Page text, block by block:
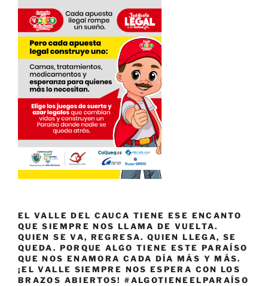
EL VALLE DEL CAUCA TIENE ESE ENCANTO
QUE SIEMPRE NOS LLAMA DE VUELTA.
QUIEN SE VA, REGRESA. QUIEN LLEGA, SE
QUEDA. PORQUE ALGO TIENE ESTE PARAÍSO
QUE NOS ENAMORA CADA DÍA MÁS Y MÁS.
¡EL VALLE SIEMPRE NOS ESPERA CON LOS
BRAZOS ABIERTOS! #ALGOTIENEELPARAÍSO